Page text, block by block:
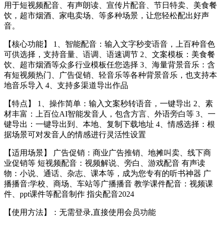
用于短视频配音、有声朗读、宣传片配音、节日特卖、美食餐
饮，超市烟酒、家电卖场、等多种场景，让您轻松配出好声
音。
【核心功能】 1、智能配音：输入文字秒变语音，上百种音色
可供选择，支持音量、语调、语速调节 2、文案模板：美食餐
饮、超市烟酒等众多行业模板任您选择 3、海量背景音乐：含
有短视频热门、广告促销、轻音乐等各种背景音乐，也支持本
地音乐导入 4、支持多渠道导出作品
【特点】 1、操作简单：输入文案秒转语音，一键导出 2、素
材丰富：上百位AI智能发音人，包含方言、外语旁白等 3、一
键导出：一键导出到、本地、复制下载地址 4、情感选择：根
据场景可对发音人的情感进行灵活性设置
【适用场景】 广告促销：商业广告推销、地摊叫卖、线下商
业促销等 短视频配音：视频解说、旁白、游戏配音 有声读
物：小说、通话、杂志、课本等，成为您专有的听书神器 广
播播音:学校、商场、车站等广播播音 教学课件配音：视频课
件、ppt课件等配音制作 指尖配音2024
【使用方法】：无需登录,直接使用会员功能